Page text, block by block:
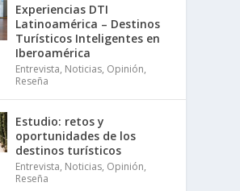
Experiencias DTI
Latinoamérica – Destinos
Turísticos Inteligentes en
Iberoamérica
Entrevista, Noticias, Opinión,
Reseña
Estudio: retos y
oportunidades de los
destinos turísticos
Entrevista, Noticias, Opinión,
Reseña